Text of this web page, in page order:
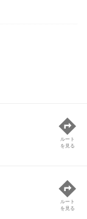
ルート
を見る
ルート
を見る